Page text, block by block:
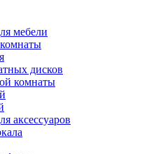
мебели
дисков
комнаты
аксессуаров